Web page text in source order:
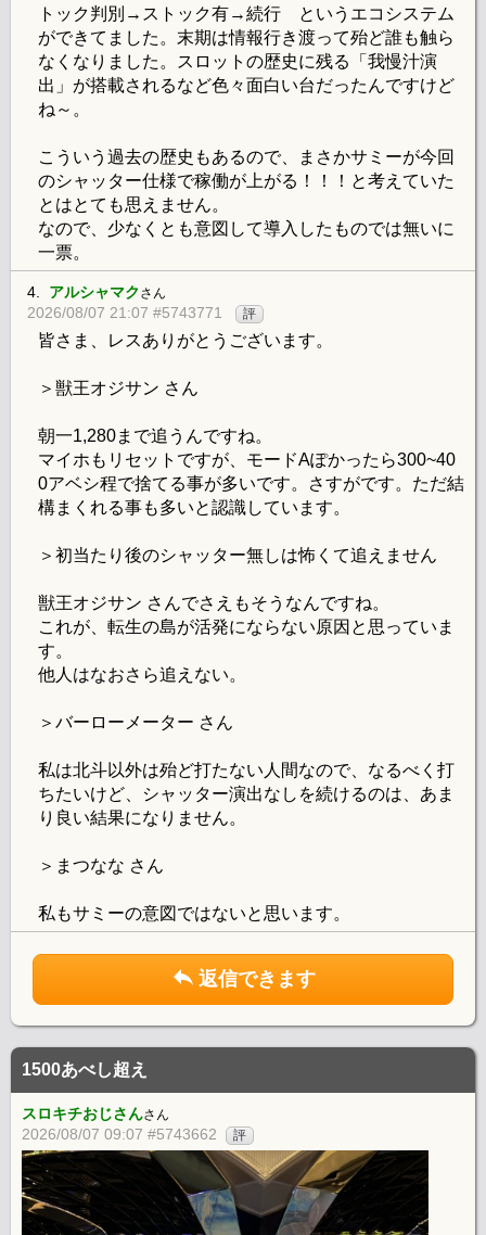
トック判別→ストック有→続行 というエコシステム
ができてました。末期は情報行き渡って殆ど誰も触ら
なくなりました。スロットの歴史に残る「我慢汁演
出」が搭載されるなど色々面白い台だったんですけど
ね～。
こういう過去の歴史もあるので、まさかサミーが今回
のシャッター仕様で稼働が上がる！！！と考えていた
とはとても思えません。
なので、少なくとも意図して導入したものでは無いに
一票。
4. アルシャマク さん
2026/08/07 21:07 #5743771 評
皆さま、レスありがとうございます。
＞獣王オジサン さん
朝一1,280まで追うんですね。
マイホもリセットですが、モードAぽかったら300~40
0アベシ程で捨てる事が多いです。さすがです。ただ結
構まくれる事も多いと認識しています。
＞初当たり後のシャッター無しは怖くて追えません
獣王オジサン さんでさえもそうなんですね。
これが、転生の島が活発にならない原因と思っていま
す。
他人はなおさら追えない。
＞バーローメーター さん
私は北斗以外は殆ど打たない人間なので、なるべく打
ちたいけど、シャッター演出なしを続けるのは、あま
り良い結果になりません。
＞まつなな さん
私もサミーの意図ではないと思います。
返信できます
1500あべし超え
スロキチおじさんさん
2026/08/07 09:07 #5743662 評